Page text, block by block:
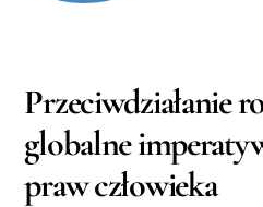
Przeciwdziałanie
globalne
praw człowieka